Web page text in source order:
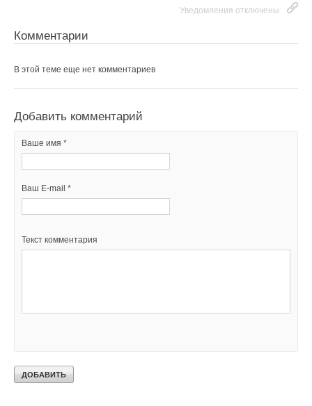
Уведомления отключены
Комментарии
В этой теме еще нет комментариев
Добавить комментарий
Ваше имя *
Ваш E-mail *
Текст комментария